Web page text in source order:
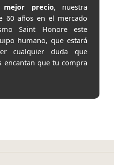
precio, nuestra
60 años en el mercado
Saint Honore este
humano, que estará
cualquier duda que
encantan que tu compra